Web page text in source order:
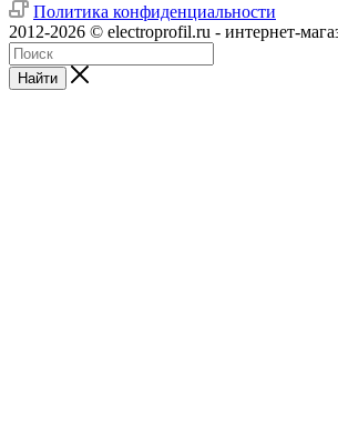
Политика конфиденциальности
2012-2026 © electroprofil.ru - интернет-
Найти